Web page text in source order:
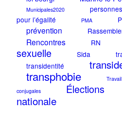
Municipales2020
pour l’égalité
PMA
prévention
Rencontres RN
sexuelle
Sida
transidentité
transphobie
conjugales
Élections
nationale